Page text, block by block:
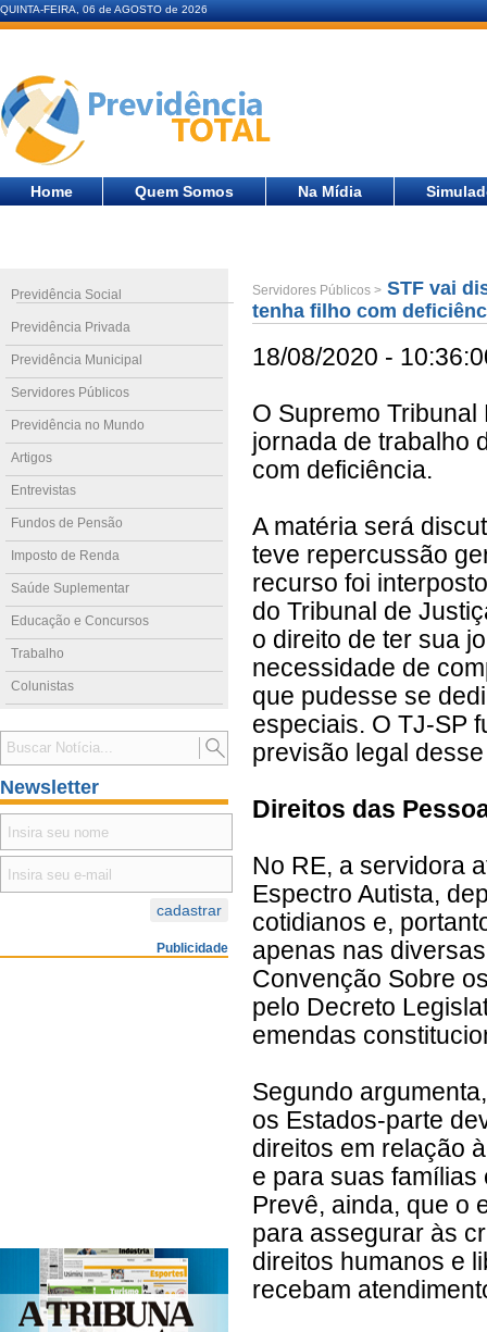
QUINTA-FEIRA, 06 de AGOSTO de 2026
Home Quem Somos Na Mídia
Previdência Social
Previdência Privada
Previdência Municipal
Servidores Públicos
Previdência no Mundo
Artigos
Entrevistas
Fundos de Pensão
Imposto de Renda
Saúde Suplementar
Educação e Concursos
Trabalho
Colunistas
Newsletter
Publicidade
Servidores Públicos > STF vai
tenha filho com
18/08/2020 -
O Supremo
jornada de trabalho
com deficiência.
A matéria será
teve repercussão
recurso foi
do Tribunal de
o direito de ter sua
necessidade de
que pudesse se
especiais. O TJ-SP
previsão legal
Direitos das
No RE, a servidora
Espectro Autista,
cotidianos e,
apenas nas
Convenção Sobre
pelo Decreto
emendas
Segundo
os Estados-parte
direitos em relação
e para suas
Prevê, ainda, que o
para assegurar às
direitos humanos e
recebam